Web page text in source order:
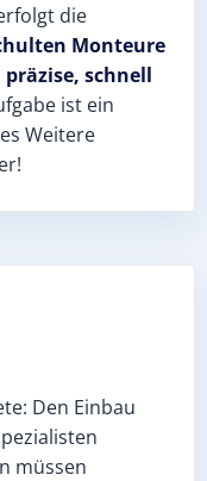
die
Monteure
präzise, schnell
ist ein
Weitere
Den Einbau
müssen